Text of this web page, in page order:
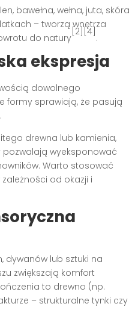
bawełna, wełna, juta, skóra
– tworzą wnętrza
do natury
[2][4]
.
ekspresja
dowolnego
formy sprawiają, że pasują
.
drewna lub kamienia,
pozwalają wyeksponować
Warto stosować
od okazji i
dywanów lub sztuki na
zwiększają komfort
to drewno (np.
– strukturalne tynki czy